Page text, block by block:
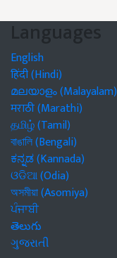
Languages
English
हिंदी (Hindi)
മലയാളം (Malayalam)
मराठी (Marathi)
தமிழ் (Tamil)
বাঙালি (Bengali)
ಕನ್ನಡ (Kannada)
ଓଡିଆ (Odia)
অসমীয়া (Asomiya)
ਪੰਜਾਬੀ
తెలుగు
ગુજરાતી